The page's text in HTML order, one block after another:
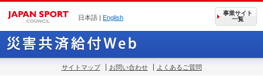
日本語 | English
事業サイト
一覧
サイトマップ お問い合わせ よくあるご質問